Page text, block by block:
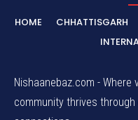
HOME CHHATTISGARH
Nishaanebaz.com -
community thrives